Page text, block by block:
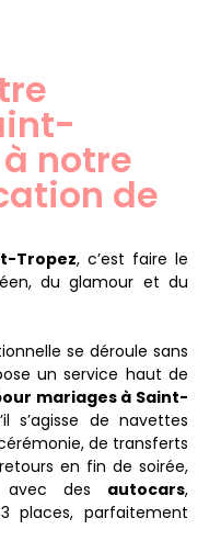
notre
de
Tropez, c’est faire le
du glamour et du
se déroule sans
un service haut de
mariages à Saint-
s’agisse de navettes
de transferts
en fin de soirée,
avec des autocars,
parfaitement